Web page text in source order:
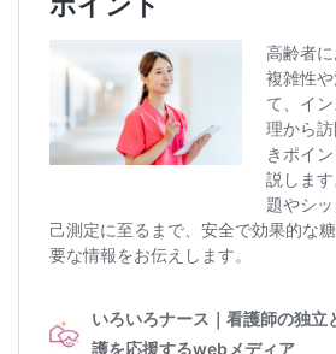
13.2
患者の
自立支
援
13.3
なケア
の提供
（４）
チーム